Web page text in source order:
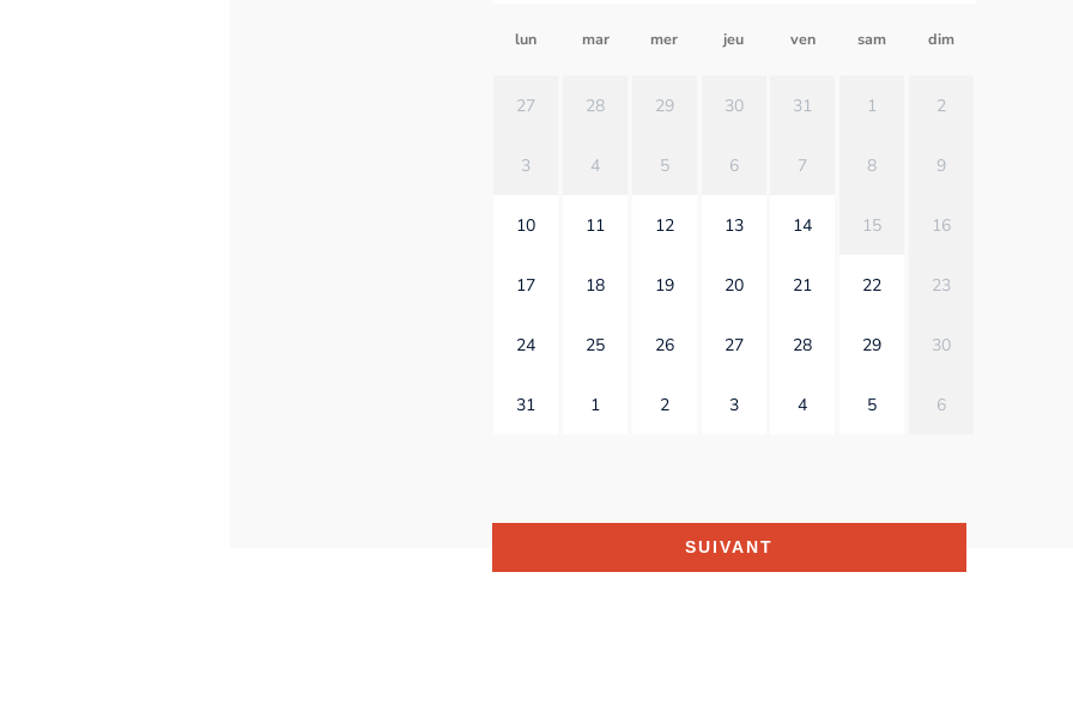
lun mar mer jeu ven sam dim
27 28 29 30 31 1 2
3 4 5 6 7 8 9
10 11 12 13 14 15 16
17 18 19 20 21 22 23
24 25 26 27 28 29 30
31 1 2 3 4 5 6
SUIVANT